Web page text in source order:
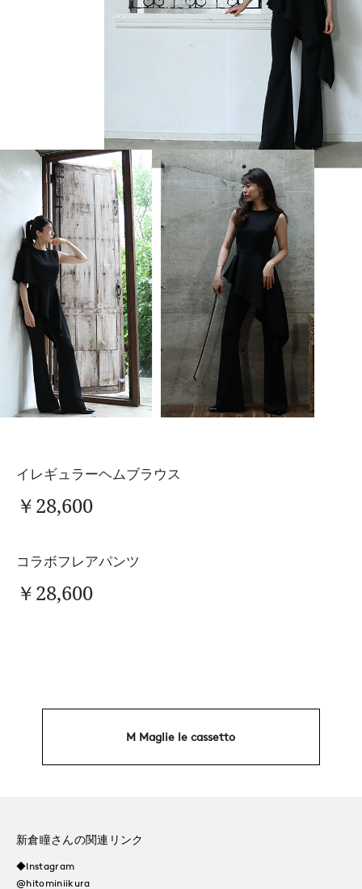
イレギュラーヘムブラウス
￥28,600
コラボフレアパンツ
￥28,600
M Maglie le cassetto
新倉瞳さんの関連リンク
◆Instagram
@hitominiikura